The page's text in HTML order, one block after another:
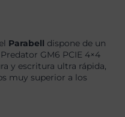
Parabell dispone de un
GM6 PCIE 4×4
y escritura ultra rápida,
muy superior a los